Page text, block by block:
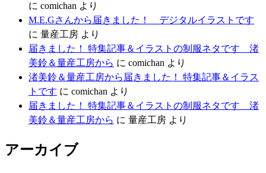
に comichan より
M.E.Gさんから届きました！ デジタルイラストです
に 量産工房 より
届きました！ 特集記事＆イラストの制服ネタです 渚
美鈴＆量産工房から に comichan より
渚美鈴＆量産工房から届きました！ 特集記事＆イラス
トです に comichan より
届きました！ 特集記事＆イラストの制服ネタです 渚
美鈴＆量産工房から に 量産工房 より
アーカイブ